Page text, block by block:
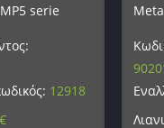
serie
12918
€